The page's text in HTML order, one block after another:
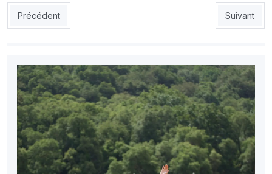
Article précédent : Bouzok à l’USMA : les raisons d’un intérêt
Précédent Article
Suivant